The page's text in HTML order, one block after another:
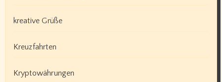
kreative Grüße
Kreuzfahrten
Kryptowährungen